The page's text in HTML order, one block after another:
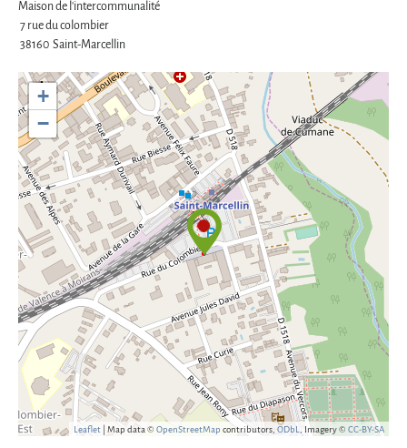
Maison de l'intercommunalité
7 rue du colombier
38160 Saint-Marcellin
+
−
Leaflet | Map data © OpenStreetMap contributors, ODbL, Imagery © CC-BY-SA